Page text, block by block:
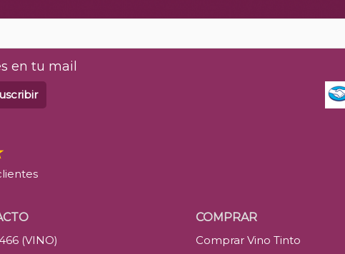
en tu mail
(VINO)
COMPRAR
Comprar Vino Tinto